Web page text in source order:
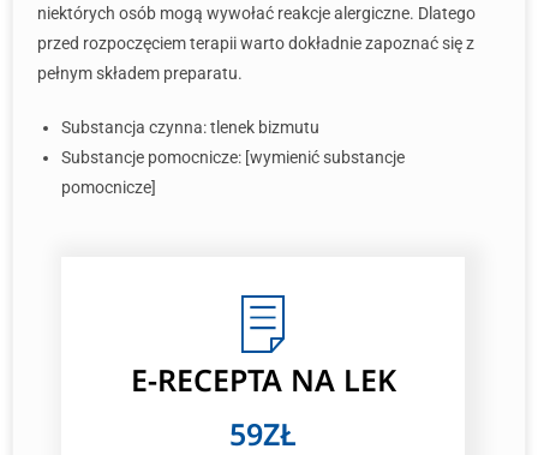
niektórych osób mogą wywołać reakcje alergiczne. Dlatego
przed rozpoczęciem terapii warto dokładnie zapoznać się z
pełnym składem preparatu.
Substancja czynna: tlenek bizmutu
Substancje pomocnicze: [wymienić substancje
pomocnicze]
E-RECEPTANA LEK
59ZŁ